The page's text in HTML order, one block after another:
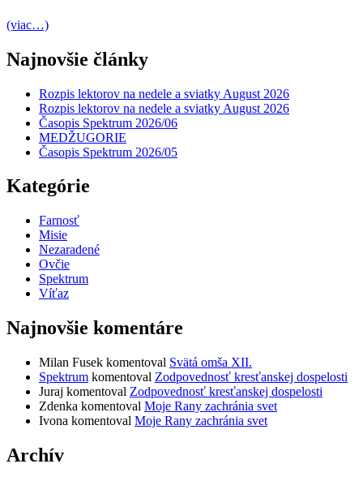
(viac…)
Najnovšie články
Rozpis lektorov na nedele a sviatky August 2026
Rozpis lektorov na nedele a sviatky August 2026
Časopis Spektrum 2026/06
MEDŽUGORIE
Časopis Spektrum 2026/05
Kategórie
Farnosť
Misie
Nezaradené
Ovčie
Spektrum
Víťaz
Najnovšie komentáre
Milan Fusek komentoval Svätá omša XII.
Spektrum komentoval Zodpovednosť kresťanskej dospelosti
Juraj komentoval Zodpovednosť kresťanskej dospelosti
Zdenka komentoval Moje Rany zachránia svet
Ivona komentoval Moje Rany zachránia svet
Archív